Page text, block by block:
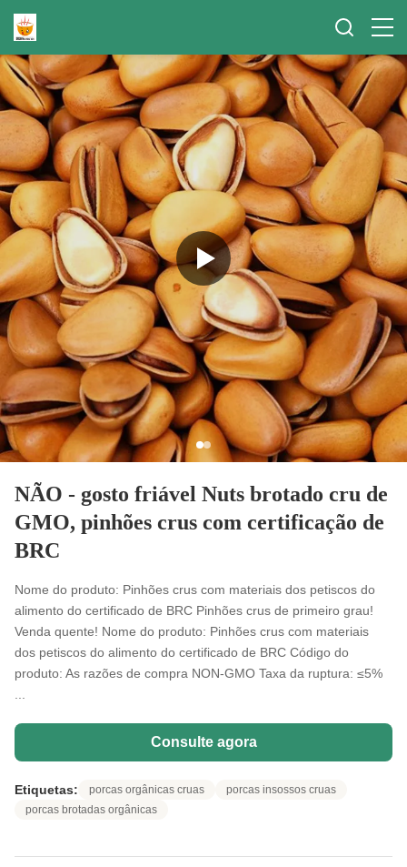
NÃO - gosto friável Nuts brotado cru de
GMO, pinhões crus com certificação de
BRC
Nome do produto: Pinhões crus com materiais dos petiscos do
alimento do certificado de BRC Pinhões crus de primeiro grau!
Venda quente! Nome do produto: Pinhões crus com materiais
dos petiscos do alimento do certificado de BRC Código do
produto: As razões de compra NON-GMO Taxa da ruptura: ≤5%
Consulte agora
Etiquetas: porcas orgânicas cruas
porcas insossos cruas
porcas brotadas orgânicas